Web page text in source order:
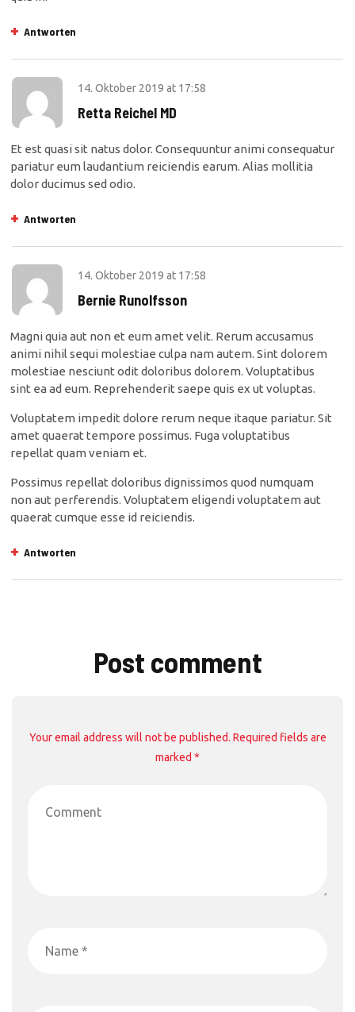
Antworten
14. Oktober 2019 at 17:58
Retta Reichel MD
Et est quasi sit natus dolor. Consequuntur animi consequatur
pariatur eum laudantium reiciendis earum. Alias mollitia
dolor ducimus sed odio.
Antworten
14. Oktober 2019 at 17:58
Bernie Runolfsson
Magni quia aut non et eum amet velit. Rerum accusamus
animi nihil sequi molestiae culpa nam autem. Sint dolorem
molestiae nesciunt odit doloribus dolorem. Voluptatibus
sint ea ad eum. Reprehenderit saepe quis ex ut voluptas.
Voluptatem impedit dolore rerum neque itaque pariatur. Sit
amet quaerat tempore possimus. Fuga voluptatibus
repellat quam veniam et.
Possimus repellat doloribus dignissimos quod numquam
non aut perferendis. Voluptatem eligendi voluptatem aut
quaerat cumque esse id reiciendis.
Antworten
Post comment
Your email address will not be published. Required fields are
marked *